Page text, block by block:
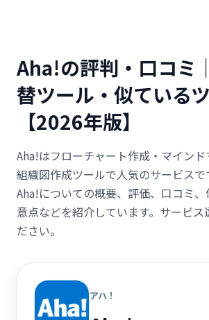
Aha!の評判・口コミ
替ツール・似ている
【2026年版】
Aha!はフローチャート作成・マインド
組織図作成ツールで人気のサービスで
Aha!についての概要、評価、口コミ
意点などを紹介しています。サービス
ださい。
アハ！